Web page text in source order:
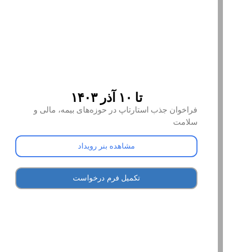
تا ۱۰ آذر ۱۴۰۳
فراخوان جذب استارتاپ در حوزه‌های بیمه، مالی و
سلامت
مشاهده بنر رویداد
تکمیل فرم درخواست